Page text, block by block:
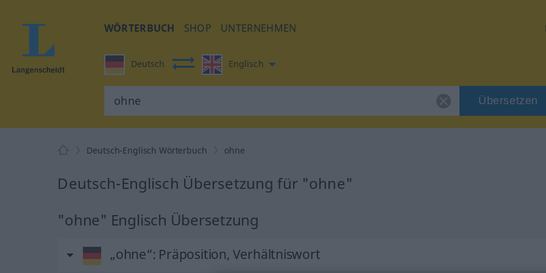
WÖRTERBUCH SHOP UNTERNEHMEN
Deutsch Englisch
Übersetzen
Deutsch-Englisch Wörterbuch ohne
Deutsch-Englisch Übersetzung für "ohne"
"ohne" Englisch Übersetzung
„ohne“: Präposition, Verhältniswort